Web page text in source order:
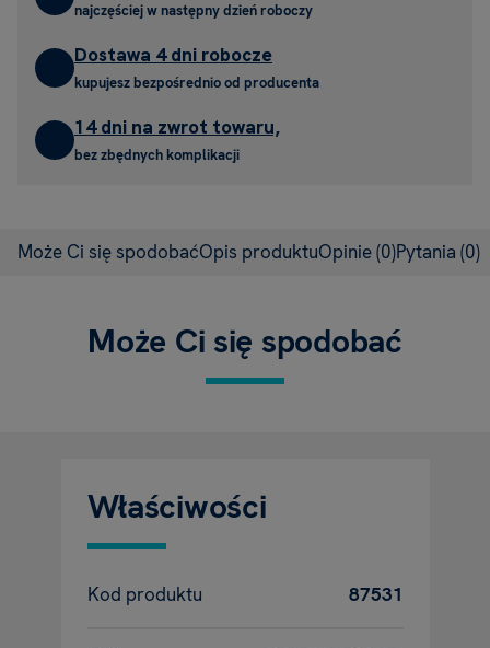
najczęściej w następny dzień roboczy
Dostawa 4 dni robocze
kupujesz bezpośrednio od producenta
14 dni na zwrot towaru,
bez zbędnych komplikacji
Może Ci się spodobaćOpis produktuOpinie(0)Pytania (0)
Może Ci się spodobać
Właściwości
Kod produktu 87531